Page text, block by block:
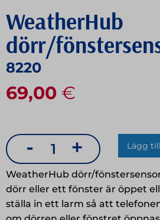
WeatherHub
dörr/
8220
69,00 €
-
WeatherHub
dörr/fönstersensor
mängd
+ Lägg
WeatherHub dörr/
dörr eller ett fönster är öppet
ställa in ett larm så att